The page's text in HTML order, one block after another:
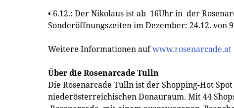
• 6.12.: Der Nikolaus ist ab 16Uhr in der
Sonderöffnungszeiten im Dezember: 24.12. von
Weitere Informationen aufwww.rosenarcade.at
Über die Rosenarcade Tulln
Die Rosenarcade Tulln ist der Shopping-­Hot
niederösterreichischen Donauraum. Mit 44